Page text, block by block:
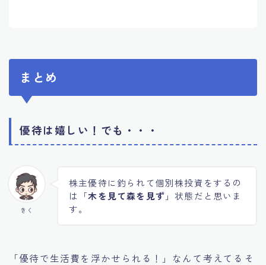
まとめ
優待は嬉しい！でも・・・
きく
株主優待に釣られて個別株投資をするの
は「木を見て森を見ず 」状態だと思いま
す。
「優待で生活費を浮かせられる！」なんて考えてるそ